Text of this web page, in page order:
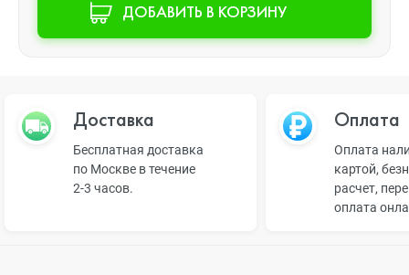
ДОБАВИТЬ В КОРЗИНУ
Доставка
Бесплатная доставка
по Москве в течение
2-3 часов.
Оплата
Оплата
картой,
расчет,
оплата